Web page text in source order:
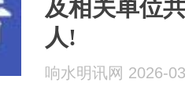
及相关单位
人!
响水明讯网 2026-